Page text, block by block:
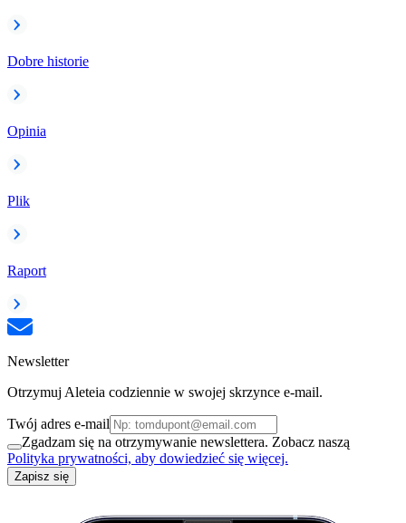
Dobre historie
Opinia
Plik
Raport
Newsletter
Otrzymuj Aleteia codziennie w swojej skrzynce e-mail.
Twój adres e-mail
Zgadzam się na otrzymywanie newslettera. Zobacz naszą
Polityka prywatności, aby dowiedzieć się więcej.
Zapisz się